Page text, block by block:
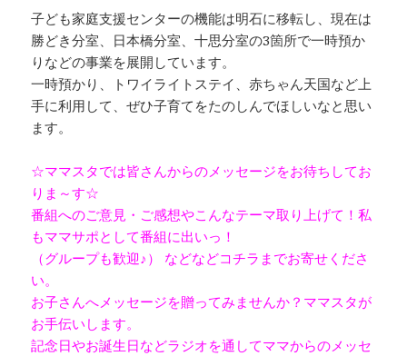
子ども家庭支援センターの機能は明石に移転し、現在は
勝どき分室、日本橋分室、十思分室の3箇所で一時預か
りなどの事業を展開しています。
一時預かり、トワイライトステイ、赤ちゃん天国など上
手に利用して、ぜひ子育てをたのしんでほしいなと思い
ます。
☆ママスタでは皆さんからのメッセージをお待ちしてお
りま～す☆
番組へのご意見・ご感想やこんなテーマ取り上げて！私
もママサポとして番組に出いっ！
（グループも歓迎♪） などなどコチラまでお寄せくださ
い。
お子さんへメッセージを贈ってみませんか？ママスタが
お手伝いします。
記念日やお誕生日などラジオを通してママからのメッセ